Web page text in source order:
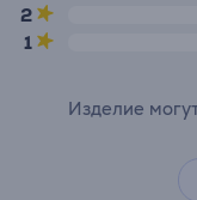
2
1
Изделие